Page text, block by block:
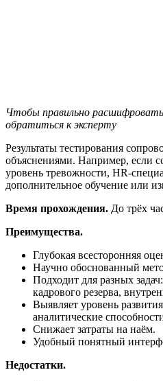
Чтобы правильно
обратиться к эксперту
Результаты тестирования
объяснениями. Например, если
уровень тревожности, HR-
дополнительное обучение или
Время прохождения. До трёх
Преимущества.
Глубокая всесторонняя
Научно обоснованный
Подходит для разных
кадрового резерва,
Выявляет уровень
аналитические
Снижает затраты на наём.
Удобный понятный
Недостатки.